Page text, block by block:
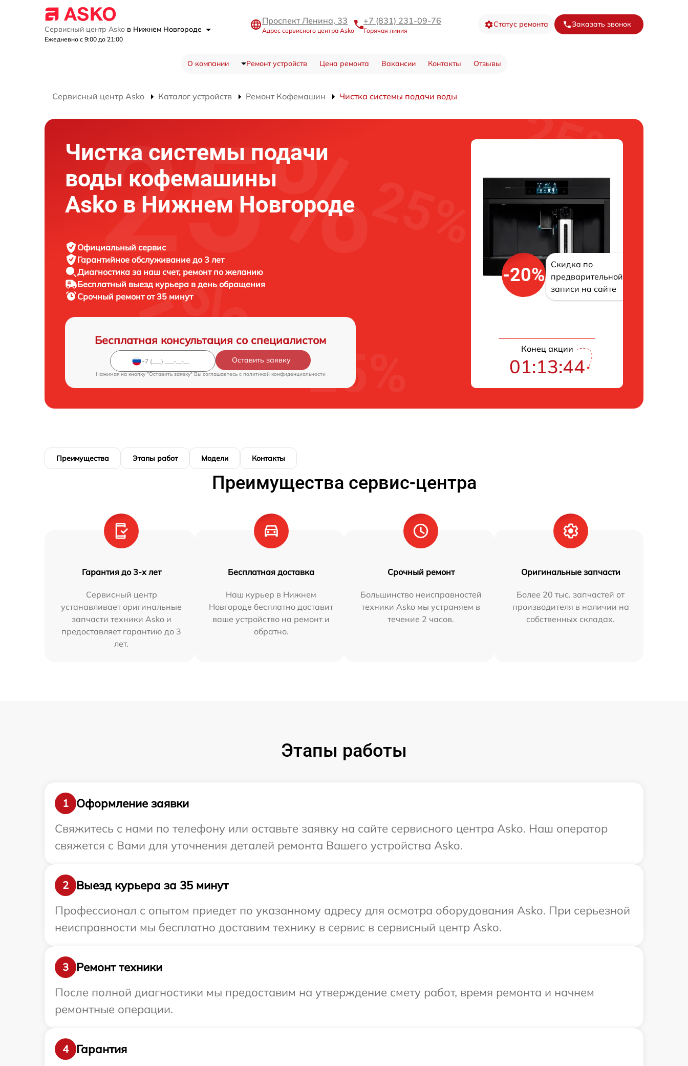
Сервисный центр Asko в Нижнем Новгороде
Ежедневно с 9:00 до 21:00
Проспект Ленина, 33
Адрес сервисного центра Asko
+7 (831) 231-09-76
Горячая линия
Статус ремонта Заказать звонок
О компании Ремонт устройств Цена ремонта Вакансии Контакты Отзывы
Сервисный центр Asko Каталог устройств Ремонт Кофемашин Чистка системы подачи воды
Чистка системы подачи
воды кофемашины
Asko в Нижнем Новгороде
Официальный сервис
Гарантийное обслуживание до 3 лет
Диагностика за наш счет, ремонт по желанию
Бесплатный выезд курьера в день обращения
Срочный ремонтот 35 минут
Бесплатная консультация со специалистом
Оставить заявку
Нажимая на кнопку "Оставить заявку" Вы соглашаетесь c политикой конфиденциальности
-20%
Скидка по
предварительной
записи на сайте
Конец акции
01:13:43
Преимущества Этапы работ Модели Контакты
Преимущества сервис-центра
Гарантия до 3-х лет
Сервисный центр
устанавливает оригинальные
запчасти техники Asko и
предоставляет гарантию до 3
лет.
Бесплатная доставка
Наш курьер в Нижнем
Новгороде бесплатно доставит
ваше устройство на ремонт и
обратно.
Срочный ремонт
Большинство неисправностей
техники Asko мы устраняем в
течение 2 часов.
Оригинальные запчасти
Более 20 тыс. запчастей от
производителя в наличии на
собственных складах.
Этапы работы
1
Оформление заявки
Свяжитесь с нами по телефону или оставьте заявку на сайте сервисного центра Asko. Наш оператор
свяжется с Вами для уточнения деталей ремонта Вашего устройства Asko.
2
Выезд курьера за 35 минут
Профессионал с опытом приедет по указанному адресу для осмотра оборудования Asko. При серьезной
неисправности мы бесплатно доставим технику в сервис в сервисный центр Asko.
3
Ремонт техники
После полной диагностики мы предоставим на утверждение смету работ, время ремонта и начнем
ремонтные операции.
4
Гарантия